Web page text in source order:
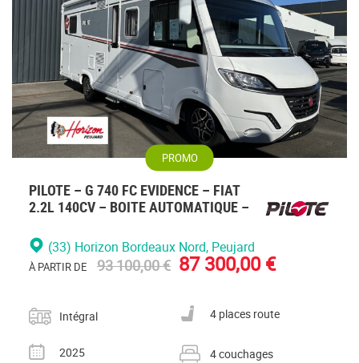
PROMO
PILOTE – G 740 FC EVIDENCE – FIAT
2.2L 140CV – BOITE AUTOMATIQUE –
(33) Horizon Bordeaux Nord, Peujard
À PARTIR DE 93 100,00 € 87 300,00 €
Catégorie
Intégral
Nombre de places carte grise
4 places route
Année
2025
Nombre de couchages
4 couchages